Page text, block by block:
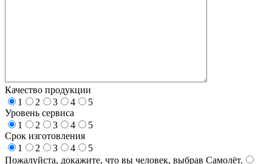
Качество продукции
1
2 3 4
5
Уровень сервиса
1
2 3 4
5
Срок изготовления
1
2 3 4
5
Пожалуйста, докажите, что вы человек, выбрав Самолёт.